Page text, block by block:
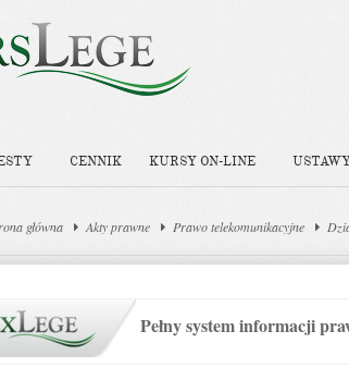
CENNIK KURSY ON-LINE
główna Akty prawne Prawo telekomunikacyjne
Pełny system informacji